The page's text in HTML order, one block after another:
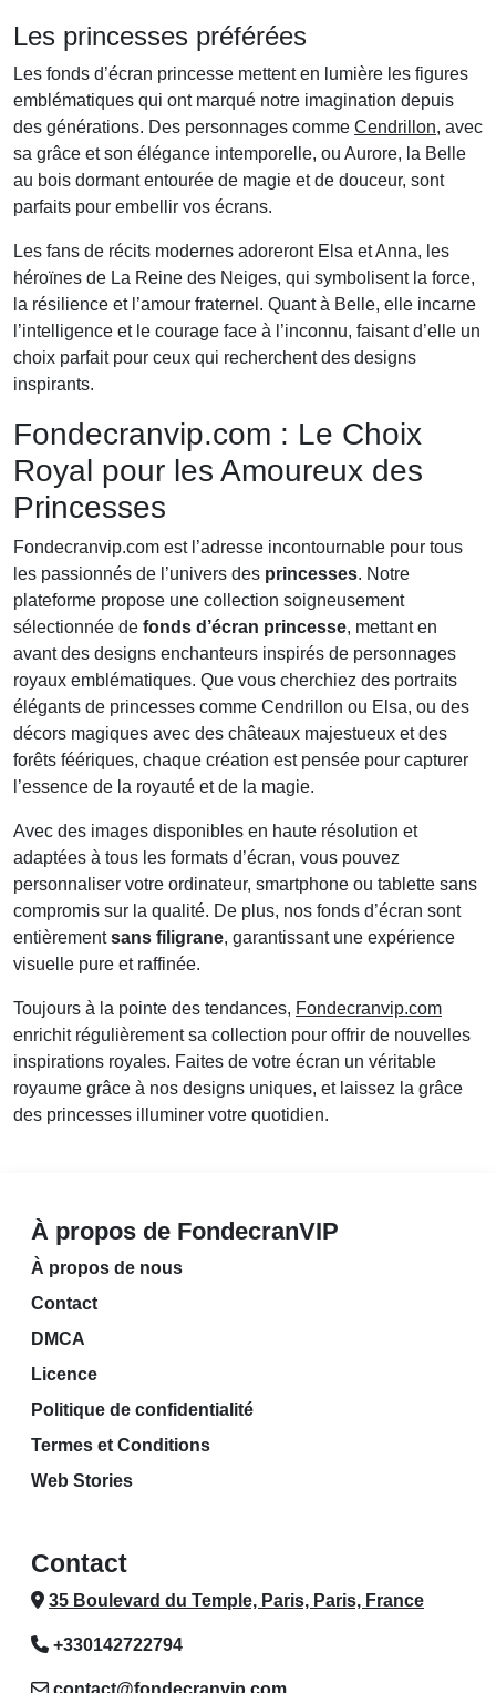
Les princesses préférées
Les fonds d’écran princesse mettent en lumière les figures
emblématiques qui ont marqué notre imagination depuis
des générations. Des personnages comme Cendrillon, avec
sa grâce et son élégance intemporelle, ou Aurore, la Belle
au bois dormant entourée de magie et de douceur, sont
parfaits pour embellir vos écrans.
Les fans de récits modernes adoreront Elsa et Anna, les
héroïnes de La Reine des Neiges, qui symbolisent la force,
la résilience et l’amour fraternel. Quant à Belle, elle incarne
l’intelligence et le courage face à l’inconnu, faisant d’elle un
choix parfait pour ceux qui recherchent des designs
inspirants.
Fondecranvip.com : Le Choix
Royal pour les Amoureux des
Princesses
Fondecranvip.com est l’adresse incontournable pour tous
les passionnés de l’univers des princesses. Notre
plateforme propose une collection soigneusement
sélectionnée de fonds d’écran princesse, mettant en
avant des designs enchanteurs inspirés de personnages
royaux emblématiques. Que vous cherchiez des portraits
élégants de princesses comme Cendrillon ou Elsa, ou des
décors magiques avec des châteaux majestueux et des
forêts féériques, chaque création est pensée pour capturer
l’essence de la royauté et de la magie.
Avec des images disponibles en haute résolution et
adaptées à tous les formats d’écran, vous pouvez
personnaliser votre ordinateur, smartphone ou tablette sans
compromis sur la qualité. De plus, nos fonds d’écran sont
entièrementsans filigrane, garantissant une expérience
visuelle pure et raffinée.
Toujours à la pointe des tendances, Fondecranvip.com
enrichit régulièrement sa collection pour offrir de nouvelles
inspirations royales. Faites de votre écran un véritable
royaume grâce à nos designs uniques, et laissez la grâce
des princesses illuminer votre quotidien.
À propos de FondecranVIP
À propos de nous
Contact
DMCA
Licence
Politique de confidentialité
Termes et Conditions
Web Stories
Contact
35 Boulevard du Temple, Paris, Paris, France
+330142722794
contact@fondecranvip.com